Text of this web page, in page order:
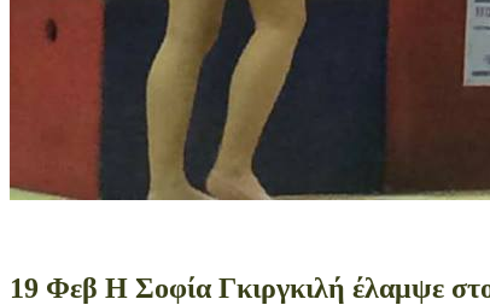
19 Φεβ Η Σοφία Γκιργκιλή έλαμψε